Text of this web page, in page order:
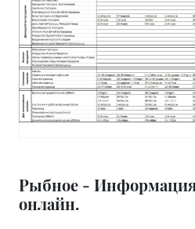
Рыбное - Информация
онлайн.